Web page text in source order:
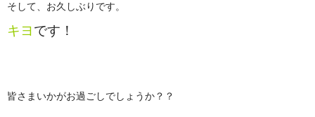
そして、お久しぶりです。
キヨです！
皆さまいかがお過ごしでしょうか？？